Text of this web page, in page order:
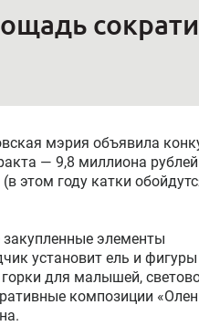
мэрия объявила
— 9,8 миллиона
этом году катки
элементы
установит ель и фигуры
для малышей,
композиции